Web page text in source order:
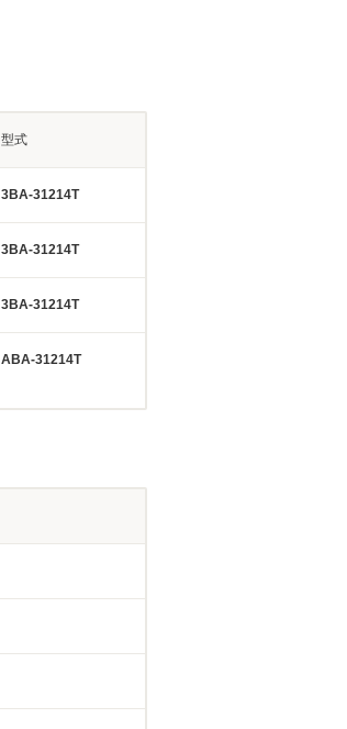
型式
3BA-31214T
3BA-31214T
3BA-31214T
ABA-31214T